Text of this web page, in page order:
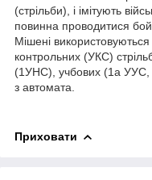
(стрільби), і імітують
повинна проводитися
Мішені
контрольних (УКС)
(1УНС), учбових (1а УУС,
з автомата.
Приховати